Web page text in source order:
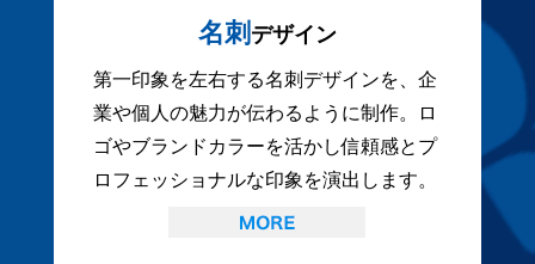
名刺 デザイン
第一印象を左右する名刺デザインを、企
業や個人の魅力が伝わるように制作。ロ
ゴやブランドカラーを活かし信頼感とプ
ロフェッショナルな印象を演出します。